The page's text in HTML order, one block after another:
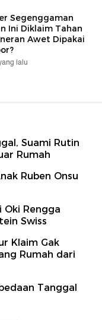
Segenggaman
Ini Diklaim Tahan
Awet Dipakai
lalu
Suami Rutin
Rumah
Ruben Onsu
Oki Rengga
Swiss
Klaim Gak
Rumah dari
Tanggal